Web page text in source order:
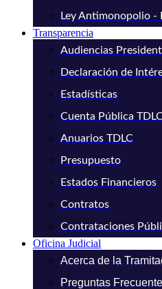
Ley Antimonopolio -
Transparencia
Audiencias
Declaración de
Estadísticas
Cuenta Pública
Anuarios TDLC
Presupuesto
Estados Financieros
Contratos
Contrataciones
Oficina Judicial
Acerca de la
Preguntas